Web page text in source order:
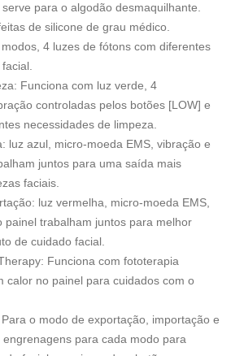
para o algodão desmaquilhante.
de silicone de grau médico.
4 luzes de fótons com diferentes
Funciona com luz verde, 4
controladas pelos botões [LOW] e
necessidades de limpeza.
luz azul, micro-moeda EMS, vibração e
juntos para uma saída mais
faciais.
luz vermelha, micro-moeda EMS,
painel trabalham juntos para melhor
de cuidado facial.
Funciona com fototerapia
calor no painel para cuidados com o
o modo de exportação, importação e
para cada modo para